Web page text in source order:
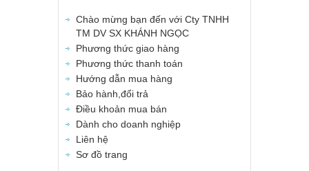
Chào mừng bạn đến với Cty TNHH
TM DV SX KHÁNH NGỌC
Phương thức giao hàng
Phương thức thanh toán
Hướng dẫn mua hàng
Bảo hành,đổi trả
Điều khoản mua bán
Dành cho doanh nghiệp
Liên hệ
Sơ đồ trang